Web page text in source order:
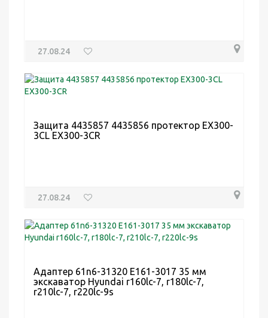
27.08.24
Защита 4435857 4435856 протектор EX300-
3CL EX300-3CR
27.08.24
Адаптер 61n6-31320 E161-3017 35 мм
экскаватор Hyundai r160lc-7, r180lc-7,
r210lc-7, r220lc-9s